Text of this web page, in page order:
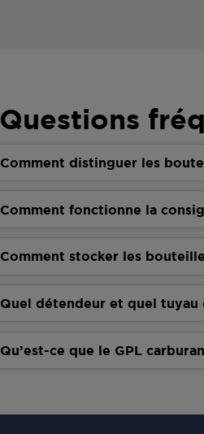
Questions
Comment distinguer les
Comment fonctionne la
Comment stocker les
Quel détendeur et quel
Qu’est-ce que le GPL